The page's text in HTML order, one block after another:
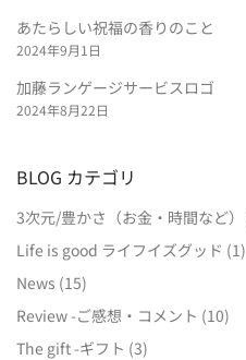
あたらしい祝福の香りのこと
2024年9月1日
加藤ランゲージサービスロゴ
2024年8月22日
BLOG カテゴリ
3次元/豊かさ（お金・時間など）
Life is good ライフイズグッド (1)
News (15)
Review -ご感想・コメント (10)
The gift -ギフト (3)